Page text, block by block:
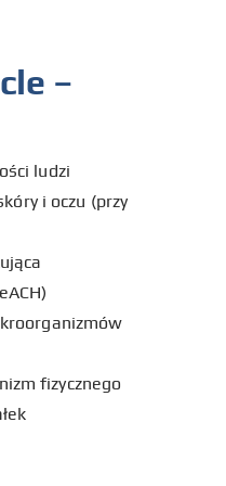
–
ludzi
i oczu (przy
fizycznego